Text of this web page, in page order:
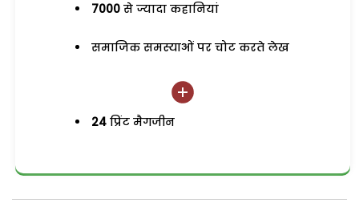
7000 से ज्यादा कहानियां
समाजिक समस्याओं पर चोट करते लेख
24 प्रिंट मैगजीन